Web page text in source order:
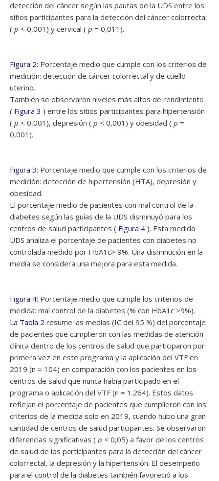
detección del cáncer según las pautas de la UDS entre los
sitios participantes para la detección del cáncer colorrectal
( p < 0,001) y cervical ( p = 0,011).
Figura 2: Porcentaje medio que cumple con los criterios de
medición: detección de cáncer colorrectal y de cuello
uterino.
También se observaron niveles más altos de rendimiento
( Figura 3 ) entre los sitios participantes para hipertensión
( p < 0,001), depresión ( p < 0,001) y obesidad ( p =
0,001).
Figura 3: Porcentaje medio que cumple con los criterios de
medición: detección de hipertensión (HTA), depresión y
obesidad.
El porcentaje medio de pacientes con mal control de la
diabetes según las guías de la UDS disminuyó para los
centros de salud participantes ( Figura 4 ). Esta medida
UDS analiza el porcentaje de pacientes con diabetes no
controlada medido por HbA1c> 9%. Una disminución en la
media se considera una mejora para esta medida.
Figura 4: Porcentaje medio que cumple los criterios de
medida: mal control de la diabetes (% con HbA1c >9%).
La Tabla 2 resume las medias (IC del 95 %) del porcentaje
de pacientes que cumplieron con las medidas de atención
clínica dentro de los centros de salud que participaron por
primera vez en este programa y la aplicación del VTF en
2019 (n = 104) en comparación con los pacientes en los
centros de salud que nunca había participado en el
programa o aplicación del VTF (n = 1.264). Estos datos
reflejan el porcentaje de pacientes que cumplieron con los
criterios de la medida solo en 2019, cuando hubo una gran
cantidad de centros de salud participantes. Se observaron
diferencias significativas ( p < 0,05) a favor de los centros
de salud de los participantes para la detección del cáncer
colorrectal, la depresión y la hipertensión. El desempeño
para el control de la diabetes también favoreció a los